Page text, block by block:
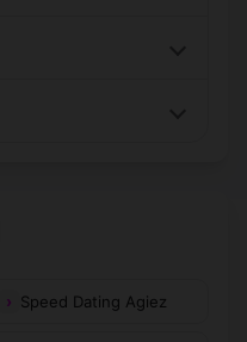
Speed Dating Agiez